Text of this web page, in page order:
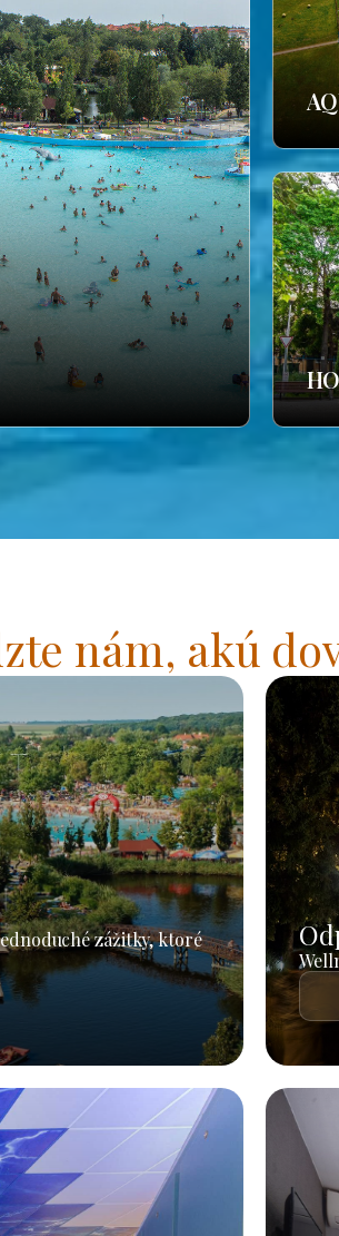
nám, akú
zážitky, ktoré